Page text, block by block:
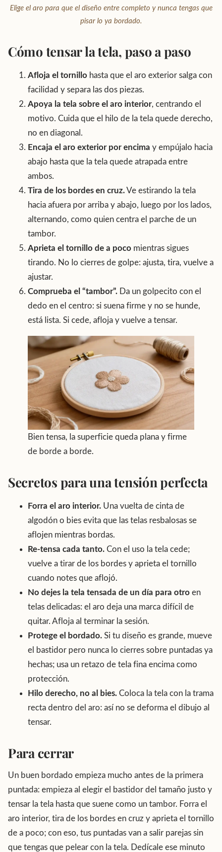
Elige el aro para que el diseño entre completo y nunca tengas que
pisar lo ya bordado.
Cómo tensar la tela, paso a paso
Afloja el tornillo hasta que el aro exterior salga con
facilidad y separa las dos piezas.
Apoya la tela sobre el aro interior, centrando el
motivo. Cuida que el hilo de la tela quede derecho,
no en diagonal.
Encaja el aro exterior por encima y empújalo hacia
abajo hasta que la tela quede atrapada entre
ambos.
Tira de los bordes en cruz.Ve estirando la tela
hacia afuera por arriba y abajo, luego por los lados,
alternando, como quien centra el parche de un
tambor.
Aprieta el tornillo de a poco mientras sigues
tirando. No lo cierres de golpe: ajusta, tira, vuelve a
ajustar.
Comprueba el “tambor”. Da un golpecito con el
dedo en el centro: si suena firme y no se hunde,
está lista. Si cede, afloja y vuelve a tensar.
Bien tensa, la superficie queda plana y firme
de borde a borde.
Secretos para una tensión perfecta
Forra el aro interior. Una vuelta de cinta de
algodón o bies evita que las telas resbalosas se
aflojen mientras bordas.
Re-tensa cada tanto. Con el uso la tela cede;
vuelve a tirar de los bordes y aprieta el tornillo
cuando notes que aflojó.
No dejes la tela tensada de un día para otro en
telas delicadas: el aro deja una marca difícil de
quitar. Afloja al terminar la sesión.
Protege el bordado. Si tu diseño es grande, mueve
el bastidor pero nunca lo cierres sobre puntadas ya
hechas; usa un retazo de tela fina encima como
protección.
Hilo derecho, no al bies. Coloca la tela con la trama
recta dentro del aro: así no se deforma el dibujo al
tensar.
Para cerrar
Un buen bordado empieza mucho antes de la primera
puntada: empieza al elegir el bastidor del tamaño justo y
tensar la tela hasta que suene como un tambor. Forra el
aro interior, tira de los bordes en cruz y aprieta el tornillo
de a poco; con eso, tus puntadas van a salir parejas sin
que tengas que pelear con la tela. Dedícale ese minuto